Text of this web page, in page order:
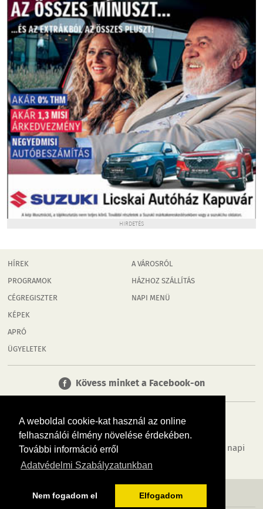
A weboldal cookie-kat használ az online
felhasználói élmény növelése érdekében.
További információ erről
Adatvédelmi Szabályzatunkban
Nem fogadom el Elfogadom
HIRDETÉS
HÍREK
PROGRAMOK
CÉGREGISZTER
KÉPEK
APRÓ
ÜGYELETEK
A VÁROSRÓL
HÁZHOZ SZÁLLÍTÁS
NAPI MENÜ
Kövess minket a Facebook-on
Tudj meg többet városodról! Hírek, programok, képek, napi
menü, cégek…. és minden, ami Rábaköz
MÉDIAAJÁNLÓ ADATVÉDELEM IMPRESSZUM RÓLUNK